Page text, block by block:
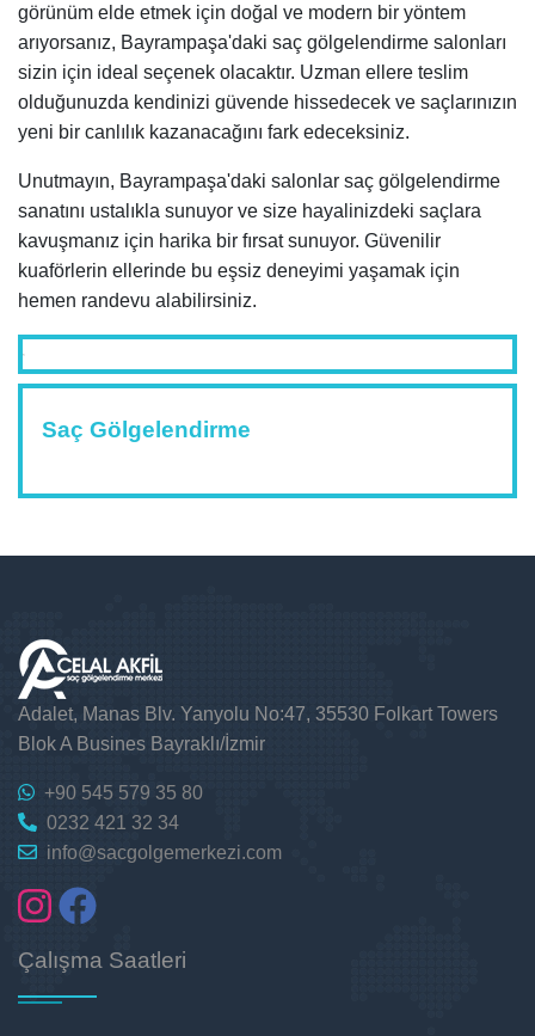
görünüm elde etmek için doğal ve modern bir yöntem
arıyorsanız, Bayrampaşa'daki saç gölgelendirme salonları
sizin için ideal seçenek olacaktır. Uzman ellere teslim
olduğunuzda kendinizi güvende hissedecek ve saçlarınızın
yeni bir canlılık kazanacağını fark edeceksiniz.
Unutmayın, Bayrampaşa'daki salonlar saç gölgelendirme
sanatını ustalıkla sunuyor ve size hayalinizdeki saçlara
kavuşmanız için harika bir fırsat sunuyor. Güvenilir
kuaförlerin ellerinde bu eşsiz deneyimi yaşamak için
hemen randevu alabilirsiniz.
Saç Gölgelendirme
Adalet, Manas Blv. Yanyolu No:47, 35530 Folkart Towers
Blok A Busines Bayraklı/İzmir
+90 545 579 35 80
0232 421 32 34
info@sacgolgemerkezi.com
Çalışma Saatleri